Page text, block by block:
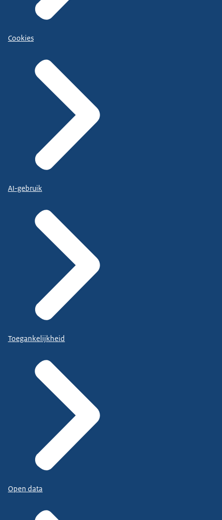
Cookies
AI-gebruik
Toegankelijkheid
Open data